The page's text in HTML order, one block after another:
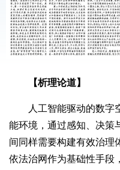
【析理论道】
人工智能驱动的数字空
能环境，通过感知、决策
间同样需要构建有效治理
依法治网作为基础性手段